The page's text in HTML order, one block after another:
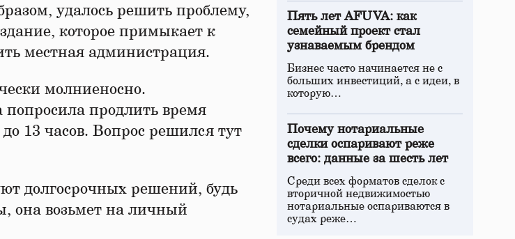
удалось решить проблему,
которое примыкает к
местная администрация.
молниеносно.
продлить время
13 часов. Вопрос решился тут
долгосрочных решений, будь
она возьмет на личный
Пять лет AFUVA: как
семейный проект стал
узнаваемым брендом
Бизнес часто начинается не с
больших инвестиций, а с идеи, в
которую…
Почему нотариальные
сделки оспаривают реже
всего: данные за шесть лет
Среди всех форматов сделок с
вторичной недвижимостью
нотариальные оспариваются в
судах реже…